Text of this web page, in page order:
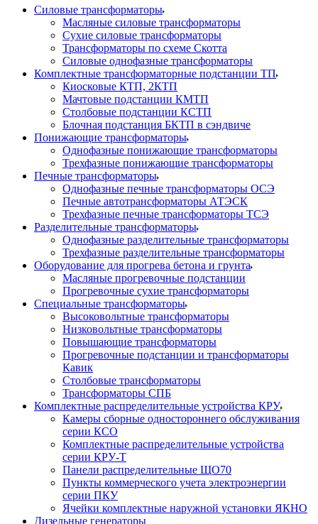
Силовые трансформаторы
Масляные силовые трансформаторы
Сухие силовые трансформаторы
Трансформаторы по схеме Скотта
Силовые однофазные трансформаторы
Комплектные трансформаторные подстанции ТП
Киосковые КТП, 2КТП
Мачтовые подстанции КМТП
Столбовые подстанции КСТП
Блочная подстанция БКТП в сэндвиче
Понижающие трансформаторы
Однофазные понижающие трансформаторы
Трехфазные понижающие трансформаторы
Печные трансформаторы
Однофазные печные трансформаторы ОСЭ
Печные автотрансформаторы АТЭСК
Трехфазные печные трансформаторы ТСЭ
Разделительные трансформаторы
Однофазные разделительные трансформаторы
Трехфазные разделительные трансформаторы
Оборудование для прогрева бетона и грунта
Масляные прогревочные подстанции
Прогревочные сухие трансформаторы
Специальные трансформаторы
Высоковольтные трансформаторы
Низковольтные трансформаторы
Повышающие трансформаторы
Прогревочные подстанции и трансформаторы
Кавик
Столбовые трансформаторы
Трансформаторы СПБ
Комплектные распределительные устройства КРУ
Камеры сборные одностороннего обслуживания
серии КСО
Комплектные распределительные устройства
серии КРУ-Т
Панели распределительные ЩО70
Пункты коммерческого учета электроэнергии
серии ПКУ
Ячейки комплектные наружной установки ЯКНО
Дизельные генераторы